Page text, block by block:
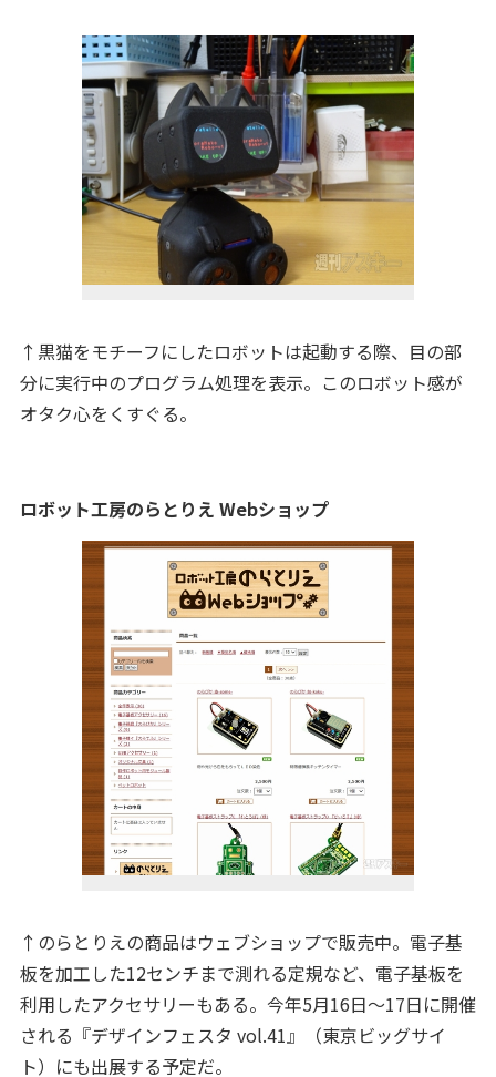
↑黒猫をモチーフにしたロボットは起動する際、目の部
分に実行中のプログラム処理を表示。このロボット感が
オタク心をくすぐる。
ロボット工房のらとりえ Webショップ
↑のらとりえの商品はウェブショップで販売中。電子基
板を加工した12センチまで測れる定規など、電子基板を
利用したアクセサリーもある。今年5月16日～17日に開催
される『デザインフェスタ vol.41』（東京ビッグサイ
ト）にも出展する予定だ。